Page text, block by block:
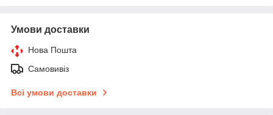
Умови доставки
Нова Пошта
Самовивіз
Всі умови доставки